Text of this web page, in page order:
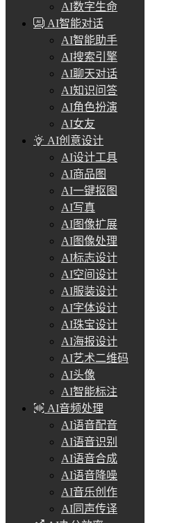
AI数字生命
AI智能对话
AI智能助手
AI搜索引擎
AI聊天对话
AI知识问答
AI角色扮演
AI女友
AI创意设计
AI设计工具
AI商品图
AI一键抠图
AI写真
AI图像扩展
AI图像处理
AI标志设计
AI空间设计
AI服装设计
AI字体设计
AI珠宝设计
AI海报设计
AI艺术二维码
AI头像
AI智能标注
AI音频处理
AI语音配音
AI语音识别
AI语音合成
AI语音降噪
AI音乐创作
AI同声传译